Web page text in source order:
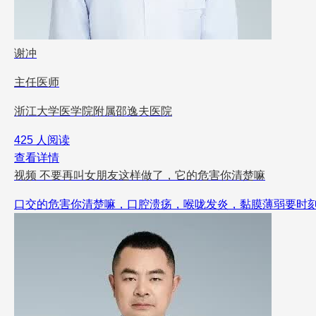
谢冲
主任医师
浙江大学医学院附属邵逸夫医院
425 人阅读
查看详情
视频 不要再叫女朋友这样做了，它的危害你清楚嘛
口交的危害你清楚嘛，口腔溃疡，喉咙发炎，黏膜薄弱要时